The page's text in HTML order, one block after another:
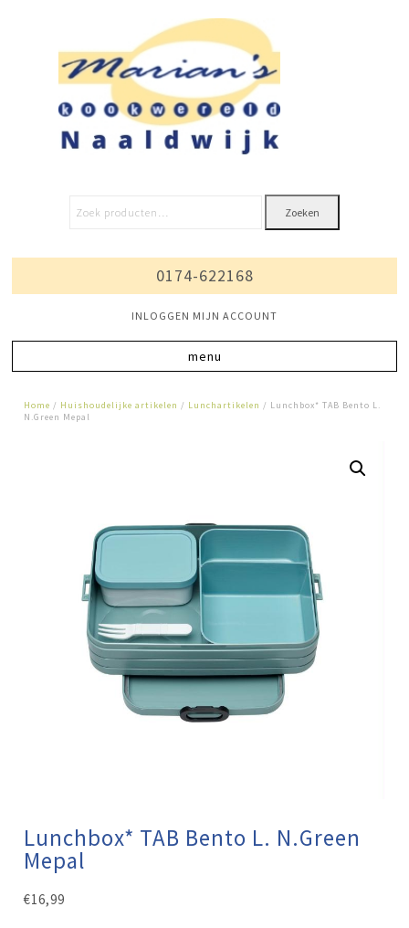
Zoeken
0174-622168
INLOGGEN MIJN ACCOUNT
Home / Huishoudelijke artikelen / Lunchartikelen / Lunchbox* TAB Bento L.
N.Green Mepal
Lunchbox* TAB Bento L. N.Green
Mepal
€16,99